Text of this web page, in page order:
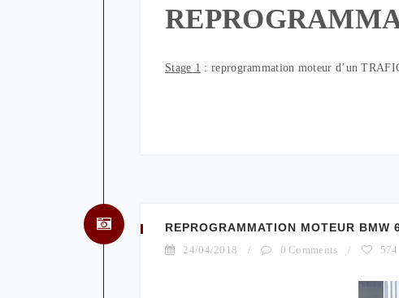
Stage 1 : reprogrammation moteur d’un
REPROGRAMMATION MOTEUR BMW
24/04/2018 / 0 Comments / 574